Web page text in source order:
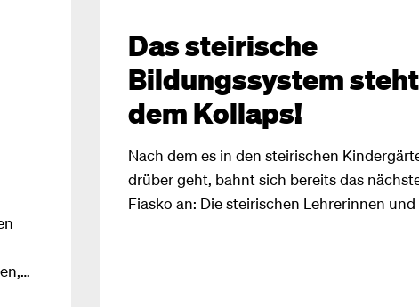
Das steirische
Bildungssystem
dem Kollaps!
Nach dem es in den steirischen
drüber geht, bahnt sich bereits das
Fiasko an: Die steirischen Lehrerinnen